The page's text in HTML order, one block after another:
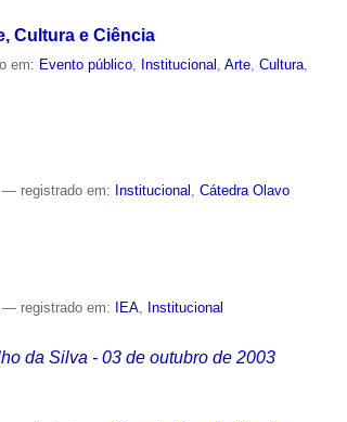
Cultura e Ciência
em: Evento público, Institucional ,Arte,Cultura,
— registrado em: Institucional ,Cátedra Olavo
— registrado em: IEA Institucional
da Silva - 03 de outubro de 2003